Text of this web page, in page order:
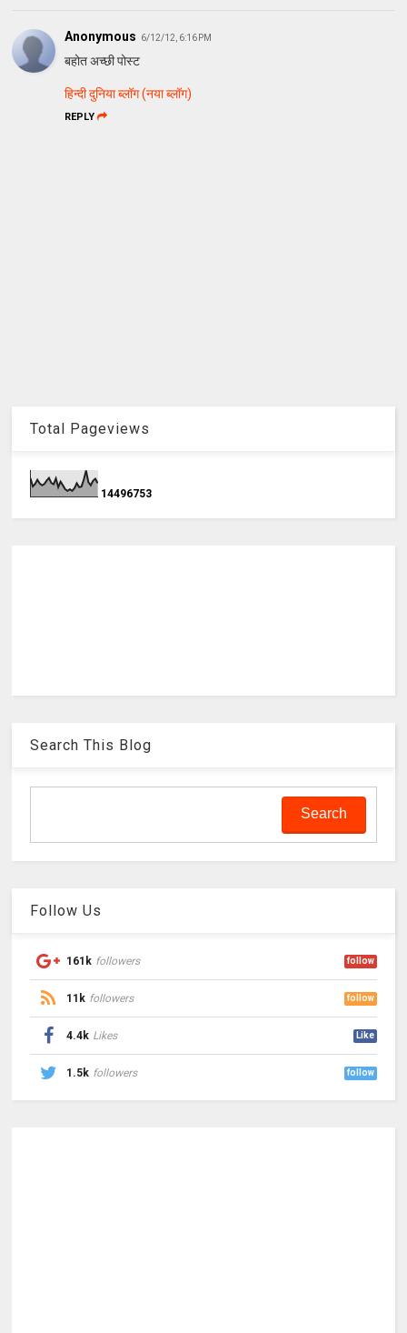
Anonymous 6/12/12, 6:16 PM
बहोत अच्छी पोस्ट
हिन्दी दुनिया ब्लॉग (नया ब्लॉग)
REPLY
Total Pageviews
14496753
Search This Blog
Follow Us
161k followers follow
11k followers follow
4.4k Likes Like
1.5k followers follow